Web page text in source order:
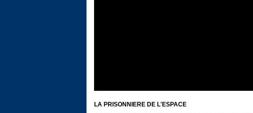
LA PRISONNIERE DE L'ESPACE